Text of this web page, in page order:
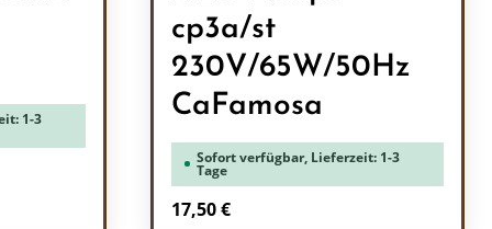
1-3
cp3a/st
230V/65W/50Hz
CaFamosa
Sofort verfügbar, Lieferzeit: 1-3
Tage
Regulärer Preis:
17,50 €